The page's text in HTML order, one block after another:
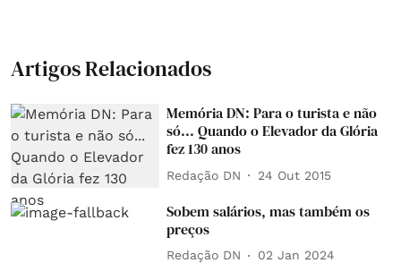
Artigos Relacionados
Memória DN: Para o turista e não
só... Quando o Elevador da Glória
fez 130 anos
Redação DN 24 Out 2015
Sobem salários, mas também os
preços
Redação DN 02 Jan 2024